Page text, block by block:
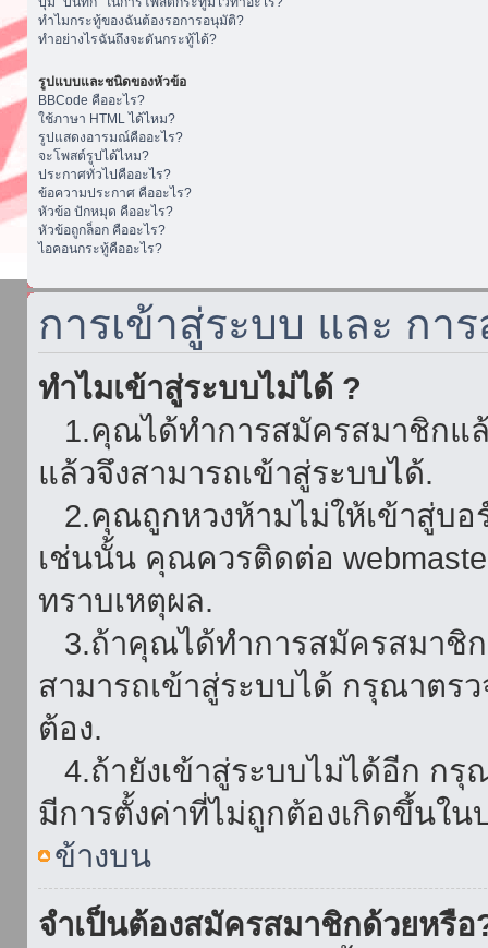
ทำไมกระทู้ของฉันต้องรอการอนุมัติ?
ทำอย่างไรฉันถึงจะดันกระทู้ได้?
รูปแบบและชนิดของหัวข้อ
BBCode คืออะไร?
ใช้ภาษา HTML ได้ไหม?
รูปแสดงอารมณ์คืออะไร?
จะโพสต์รูปได้ไหม?
ประกาศทั่วไปคืออะไร?
ข้อความประกาศ คืออะไร?
หัวข้อ ปักหมุด คืออะไร?
หัวข้อถูกล็อก คืออะไร?
ไอคอนกระทู้คืออะไร?
การเข้าสู่ระบบ และ กา
ทำไมเข้าสู่ระบบไม่ได้ ?
1.คุณได้ทำการสมัครสมาชิกแ
แล้วจึงสามารถเข้าสู่ระบบได้.
2.คุณถูกหวงห้ามไม่ให้เข้าสู่บอ
เช่นนั้น คุณควรติดต่อ
ทราบเหตุผล.
3.ถ้าคุณได้ทำการสมัครสมาชิ
สามารถเข้าสู่ระบบได้ กรุณาตร
ต้อง.
4.ถ้ายังเข้าสู่ระบบไม่ได้อีก กรุ
มีการตั้งค่าที่ไม่ถูกต้องเกิดขึ้นใน
ข้างบน
จำเป็นต้องสมัครสมาชิกด้วยหรือ